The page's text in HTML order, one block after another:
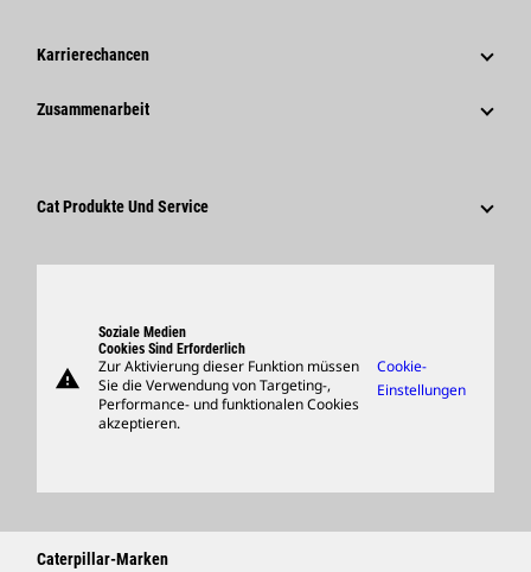
Verhaltenskodex
Innovation
Unternehmensweite Pressemitteilungen
Karrierechancen
Warum Caterpillar?
Zusammenarbeit
Lieferanten
Cat Produkte Und Service
Support
Merchandise
Händler Suchen
warning
Soziale Medien
Cookies Sind Erforderlich
Zur Aktivierung dieser Funktion müssen
Sie die Verwendung von Targeting-,
Performance- und funktionalen Cookies
akzeptieren.
Cookie-
Einstellungen
Caterpillar-Marken